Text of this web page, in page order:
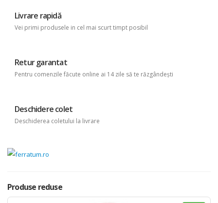
Livrare rapidă
Vei primi produsele in cel mai scurt timpt posibil
Retur garantat
Pentru comenzile făcute online ai 14 zile să te răzgândești
Deschidere colet
Deschiderea coletului la livrare
Produse reduse